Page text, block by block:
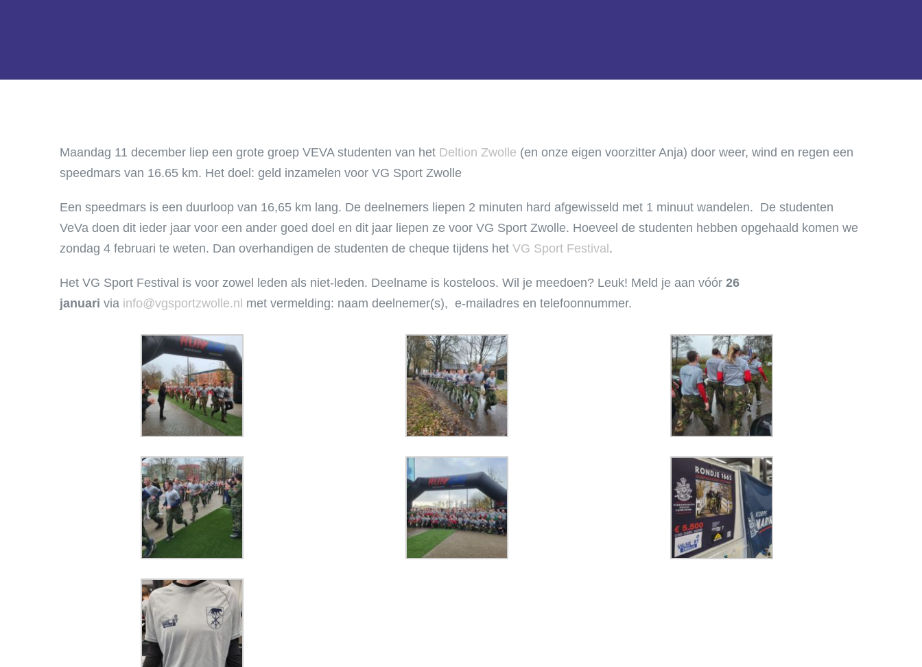
Maandag 11 december liep een grote groep VEVA studenten van het Deltion Zwo lle (en onze eigen voorzitter Anja) door weer, wind en regen een
speedmars van 16.65 km. Het doel: geld inzamelen voor VG Sport Zwolle
Een speedmars is een duurloop van 16,65 km lang. De deelnemers liepen 2 minuten hard afgewisseld met 1 minuut wandelen. De studenten
VeVa doen dit ieder jaar voor een ander goed doel en dit jaar liepen ze voor VG Sport Zwolle. Hoeveel de studenten hebben opgehaald komen we
zondag 4 februari te weten. Dan overhandigen de studenten de cheque tijdens het VG Sport Festival .
Het VG Sport Festival is voor zowel leden als niet-leden. Deelname is kosteloos. Wil je meedoen? Leuk! Meld je aan vóór 26
januari via info@vgsportzwolle.nl met vermelding: naam deelnemer(s), e-mailadres en telefoonnummer.